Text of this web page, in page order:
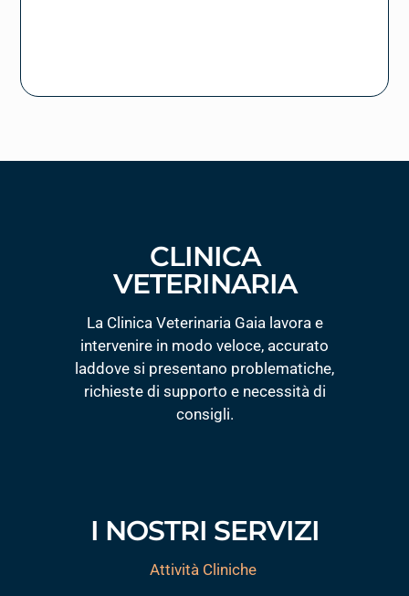
CLINICA
VETERINARIA
La Clinica Veterinaria Gaia lavora e
intervenire in modo veloce, accurato
laddove si presentano problematiche,
richieste di supporto e necessità di
consigli.
I NOSTRI SERVIZI
Attività Cliniche